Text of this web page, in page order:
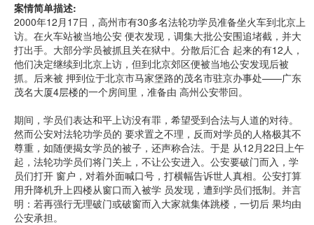
案情简单描述:
2000年12月17日，高州市有30多名法轮功学员准备坐火车到北京上
访。在火车站被当地公安 便衣发现，调集大批公安围追堵截，并大
打出手。大部分学员被抓且关在狱中。分散后汇合 起来的有12人，
他们决定继续到北京上访，但到北京郊区便被当地公安发现后被
抓。后来被 押到位于北京市马家堡路的茂名市驻京办事处——广东
茂名大厦4层楼的一个房间里，准备由 高州公安带回。
期间，学员们表达和平上访没有罪，希望受到合法与人道的对待。
然而公安对法轮功学员的 要求置之不理，反而对学员的人格极其不
尊重，如随便揭女学员的被子，还声称合法。于是 从12月22日上午
起，法轮功学员们将门关上，不让公安进入。公安要破门而入，学
员们打开 窗户，对着外面喊口号，打横幅告诉世人真相。公安打算
用升降机升上四楼从窗口而入被学 员发现，遭到学员们抵制。并言
明：若再强行无理破门或破窗而入大家就集体跳楼，一切后 果均由
公安承担。